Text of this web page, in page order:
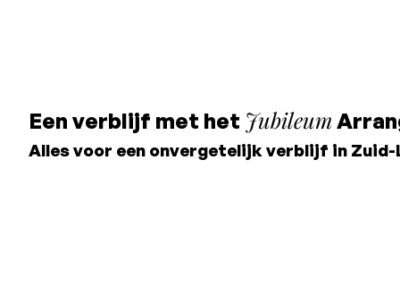
Een verblijf met het Jubileum
Alles voor een onvergetelijk verblijf in